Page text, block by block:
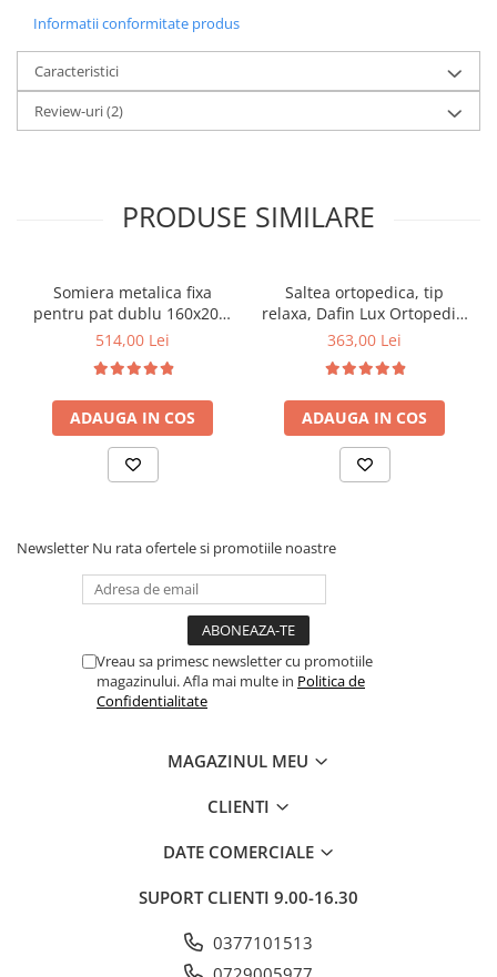
Informatii conformitate produs
Caracteristici
Review-uri(2)
PRODUSE SIMILARE
Somiera metalica fixa
pentru pat dublu 160x200,
6 picioare, 32 lamele lemn
saltea ferm, negru
514,00 Lei
ADAUGA IN COS
Saltea ortopedica, tip
relaxa, Dafin Lux Ortopedic,
90x200x21cm, fermitate
tip Bonell, fata vara-iarna,
sistem de aerisire cu
butoni, Salt Confort
363,00 Lei
ADAUGA IN COS
Newsletter Nu rata ofertele si promotiile noastre
Vreau sa primesc newsletter cu promotiile
magazinului. Afla mai multe in Politica de
Confidentialitate
MAGAZINUL MEU
CLIENTI
DATE COMERCIALE
SUPORT CLIENTI 9.00-16.30
0377101513